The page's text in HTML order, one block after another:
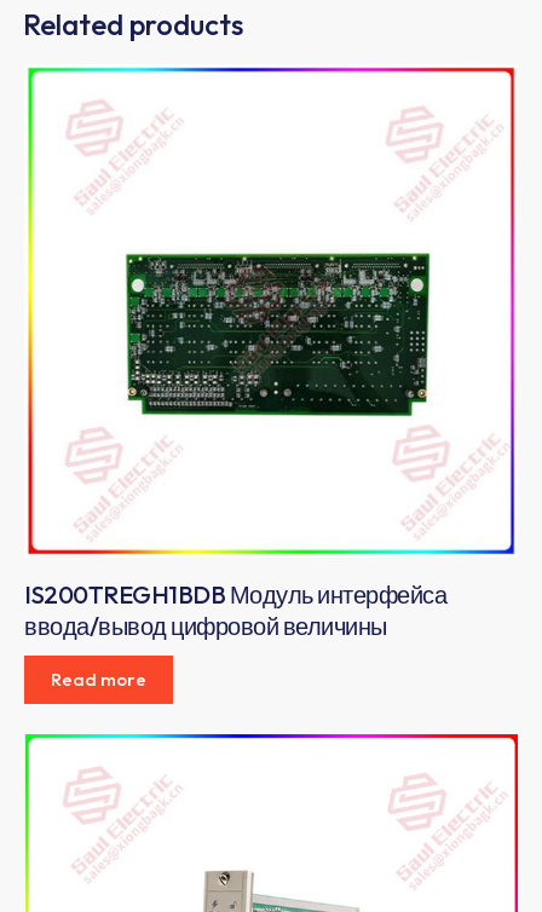
Related products
IS200TREGH1BDB Модуль интерфейса
ввода/вывод цифровой величины
Read more